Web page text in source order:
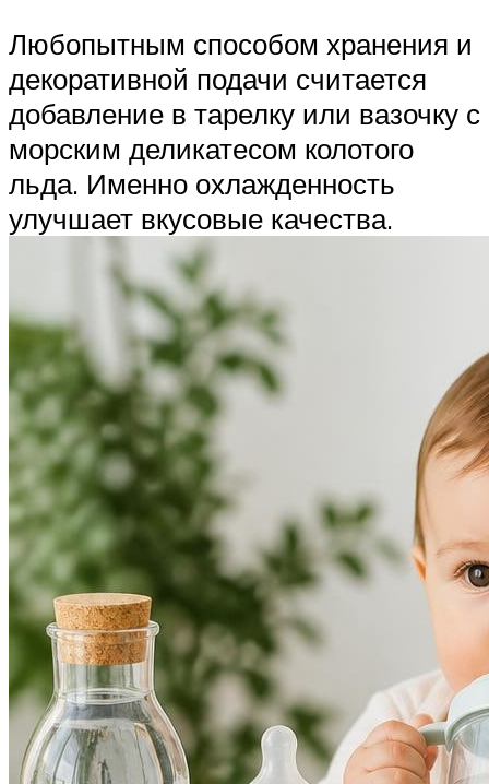
Любопытным способом хранения и
декоративной подачи считается
добавление в тарелку или вазочку с
морским деликатесом колотого
льда. Именно охлажденность
улучшает вкусовые качества.